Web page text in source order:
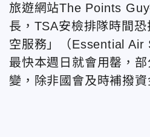
旅遊網站The Points
長，TSA安檢排隊時間
空服務」（Essential Air
最快本週日就會用罄，
變，除非國會及時補撥資